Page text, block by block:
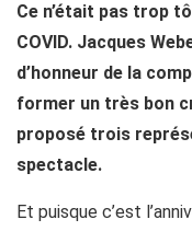
Ce n’était pas trop
COVID. Jacques
d’honneur de la
former un très bon
proposé trois
spectacle.
Et puisque c’est